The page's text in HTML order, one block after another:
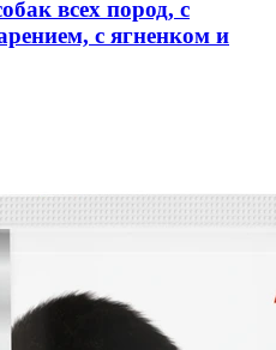
всех пород, с
с ягненком и